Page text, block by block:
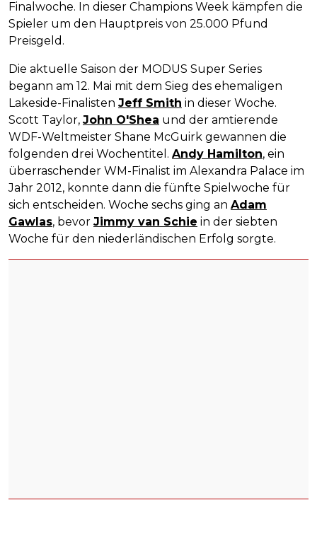
Finalwoche. In dieser Champions Week kämpfen die
Spieler um den Hauptpreis von 25.000 Pfund
Preisgeld.
Die aktuelle Saison der MODUS Super Series
begann am 12. Mai mit dem Sieg des ehemaligen
Lakeside-Finalisten Jeff Smith in dieser Woche.
Scott Taylor, John O'Shea und der amtierende
WDF-Weltmeister Shane McGuirk gewannen die
folgenden drei Wochentitel. Andy Hamilton, ein
überraschender WM-Finalist im Alexandra Palace im
Jahr 2012, konnte dann die fünfte Spielwoche für
sich entscheiden. Woche sechs ging an Adam
Gawlas, bevor Jimmy van Schie in der siebten
Woche für den niederländischen Erfolg sorgte.